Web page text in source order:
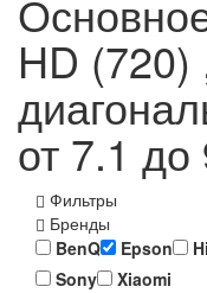
HD
от 7.1 до
Фильтры
Бренды
BenQ
Epson
Sony
Xiaomi